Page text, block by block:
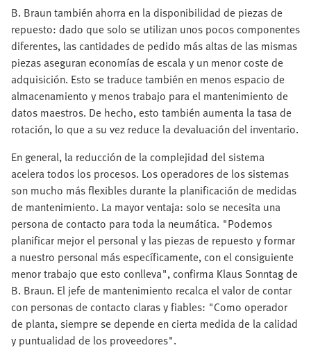
B. Braun también ahorra en la disponibilidad de piezas de
repuesto: dado que solo se utilizan unos pocos componentes
diferentes, las cantidades de pedido más altas de las mismas
piezas aseguran economías de escala y un menor coste de
adquisición. Esto se traduce también en menos espacio de
almacenamiento y menos trabajo para el mantenimiento de
datos maestros. De hecho, esto también aumenta la tasa de
rotación, lo que a su vez reduce la devaluación del inventario.
En general, la reducción de la complejidad del sistema
acelera todos los procesos. Los operadores de los sistemas
son mucho más flexibles durante la planificación de medidas
de mantenimiento. La mayor ventaja: solo se necesita una
persona de contacto para toda la neumática. "Podemos
planificar mejor el personal y las piezas de repuesto y formar
a nuestro personal más específicamente, con el consiguiente
menor trabajo que esto conlleva", confirma Klaus Sonntag de
B. Braun. El jefe de mantenimiento recalca el valor de contar
con personas de contacto claras y fiables: "Como operador
de planta, siempre se depende en cierta medida de la calidad
y puntualidad de los proveedores".